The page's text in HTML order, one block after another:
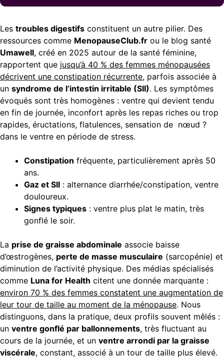
Les troubles digestifs constituent un autre pilier. Des
ressources comme MenopauseClub.fr ou le blog santé
Umawell, créé en 2025 autour de la santé féminine,
rapportent que jusqu’à 40 % des femmes ménopausées
décrivent une constipation récurrente, parfois associée à
un syndrome de l’intestin irritable (SII). Les symptômes
évoqués sont très homogènes : ventre qui devient tendu
en fin de journée, inconfort après les repas riches ou trop
rapides, éructations, flatulences, sensation de nœud ?
dans le ventre en période de stress.
Constipation fréquente, particulièrement après 50
ans.
Gaz et SII : alternance diarrhée/constipation, ventre
douloureux.
Signes typiques : ventre plus plat le matin, très
gonflé le soir.
La prise de graisse abdominale associe baisse
d’œstrogènes, perte de masse musculaire (sarcopénie) et
diminution de l’activité physique. Des médias spécialisés
comme Luna for Health citent une donnée marquante :
environ 70 % des femmes constatent une augmentation de
leur tour de taille au moment de la ménopause. Nous
distinguons, dans la pratique, deux profils souvent mêlés :
un ventre gonflé par ballonnements, très fluctuant au
cours de la journée, et un ventre arrondi par la graisse
viscérale, constant, associé à un tour de taille plus élevé.